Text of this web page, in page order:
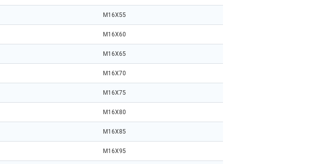
M16X55
M16X60
M16X65
M16X70
M16X75
M16X80
M16X85
M16X95